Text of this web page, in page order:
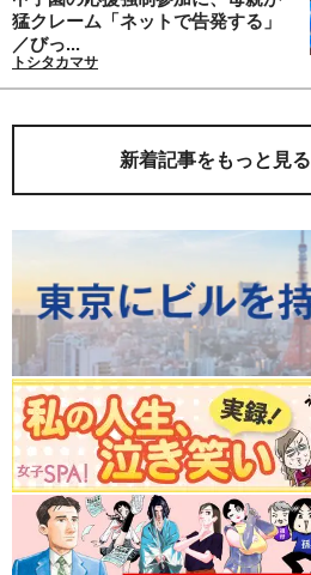
猛クレーム「ネットで告発する」
／びっ...
トシタカマサ
新着記事をもっと見る